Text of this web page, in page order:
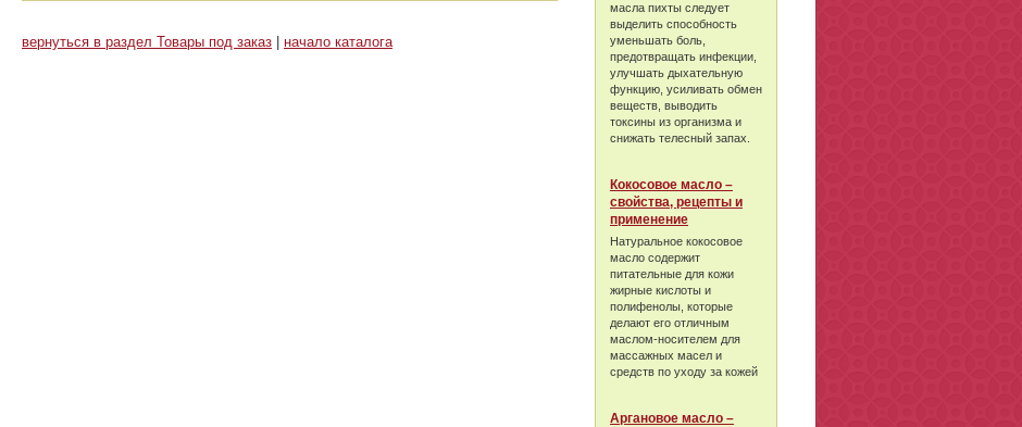
вернуться в раздел Товары под заказ начало каталога
масла пихты следует
выделить способность
уменьшать боль,
предотвращать инфекции,
улучшать дыхательную
функцию, усиливать обмен
веществ, выводить
токсины из организма и
снижать телесный запах.
Кокосовое масло –
свойства, рецепты и
применение
Натуральное кокосовое
масло содержит
питательные для кожи
жирные кислоты и
полифенолы, которые
делают его отличным
маслом-носителем для
массажных масел и
средств по уходу за кожей
Аргановое масло –